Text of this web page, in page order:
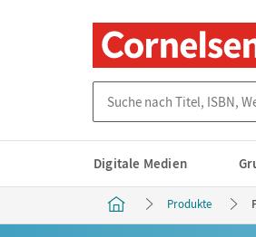
Digitale Medien
Produkte